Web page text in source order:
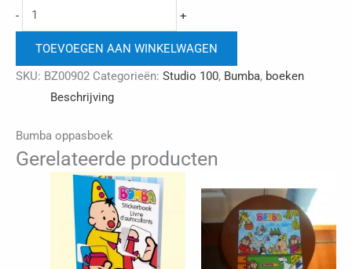
-
Bumba
oppasboek
aantal
+
TOEVOEGEN AAN WINKELWAGEN
SKU: BZ00902 Categorieën: Studio 100, Bumba, boeken
Beschrijving
Bumba oppasboek
Gerelateerde producten